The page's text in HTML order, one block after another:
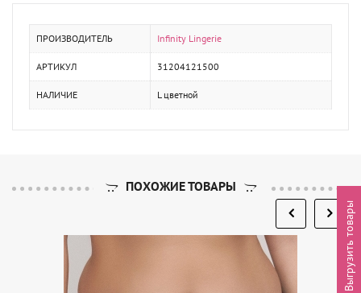
ПРОИЗВОДИТЕЛЬ Infinity Lingerie
АРТИКУЛ 31204121500
НАЛИЧИЕ L цветной
ПОХОЖИЕ ТОВАРЫ
Выгрузить товары